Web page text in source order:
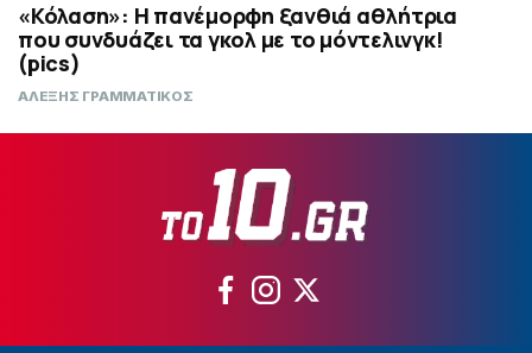
«Κόλαση»: Η πανέμορφη ξανθιά αθλήτρια
που συνδυάζει τα γκολ με το μόντελινγκ!
(pics)
ΑΛΕΞΗΣ ΓΡΑΜΜΑΤΙΚΟΣ